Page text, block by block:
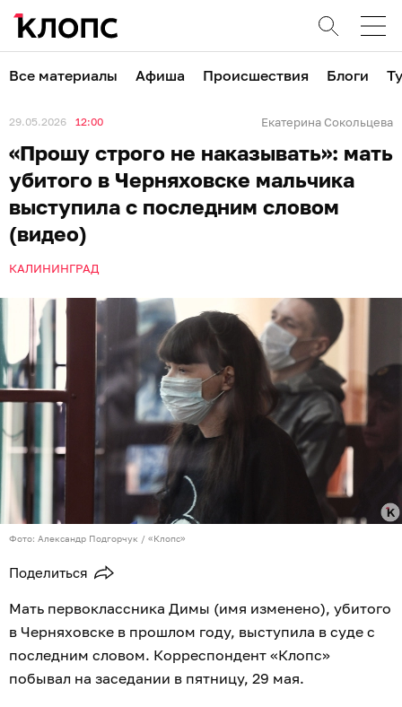
Все материалы Афиша Происшествия Блоги
29.05.2026 12:00 Екатерина Сокольцева
«Прошу строго не наказывать»: мать
убитого в Черняховске мальчика
выступила с последним словом
(видео)
КАЛИНИНГРАД
Фото: Александр Подгорчук / «Клопс»
Поделиться
Мать первоклассника Димы (имя изменено), убитого
в Черняховске в прошлом году, выступила в суде с
последним словом. Корреспондент «Клопс»
побывал на заседании в пятницу, 29 мая.